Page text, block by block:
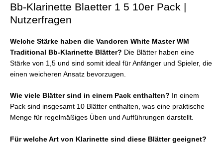
Bb-Klarinette Blaetter 1 5 10er Pack |
Nutzerfragen
Welche Stärke haben die Vandoren White Master WM
Traditional Bb-Klarinette Blätter? Die Blätter haben eine
Stärke von 1,5 und sind somit ideal für Anfänger und Spieler, die
einen weicheren Ansatz bevorzugen.
Wie viele Blätter sind in einem Pack enthalten? In einem
Pack sind insgesamt 10 Blätter enthalten, was eine praktische
Menge für regelmäßiges Üben und Aufführungen darstellt.
Für welche Art von Klarinette sind diese Blätter geeignet?